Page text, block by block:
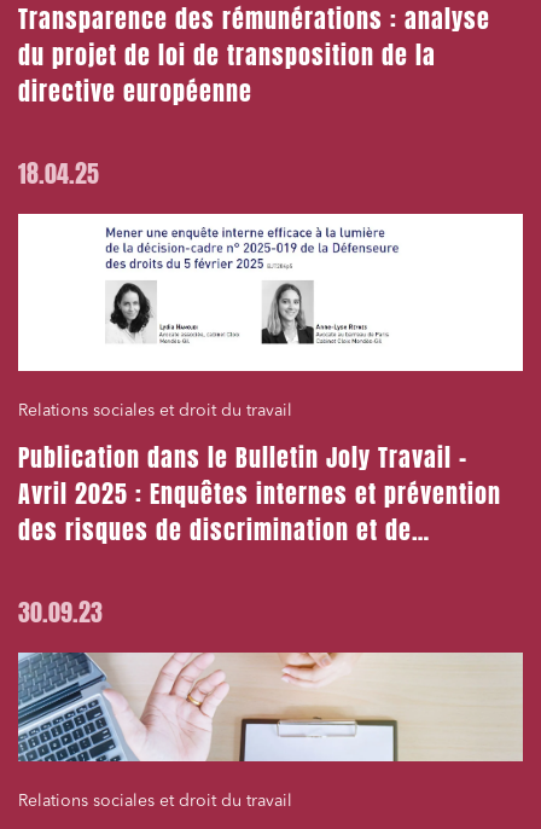
Transparence des rémunérations : analyse
du projet de loi de transposition de la
directive européenne
18.04.25
Relations sociales et droit du travail
Publication dans le Bulletin Joly Travail –
Avril 2025 : Enquêtes internes et prévention
des risques de discrimination et de
30.09.23
Relations sociales et droit du travail